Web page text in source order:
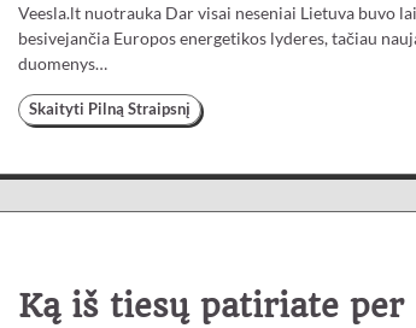
Veesla.lt nuotrauka Dar visai neseniai Lietuva buvo
besivejančia Europos energetikos lyderes, tačiau
duomenys…
Skaityti Pilną Straipsnį
Ką iš tiesų patiriate per